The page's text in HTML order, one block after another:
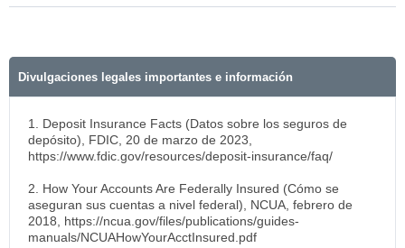
Divulgaciones legales importantes e información
1. Deposit Insurance Facts (Datos sobre los seguros de
depósito), FDIC, 20 de marzo de 2023,
https://www.fdic.gov/resources/deposit-insurance/faq/
2. How Your Accounts Are Federally Insured (Cómo se
aseguran sus cuentas a nivel federal), NCUA, febrero de
2018, https://ncua.gov/files/publications/guides-
manuals/NCUAHowYourAcctInsured.pdf